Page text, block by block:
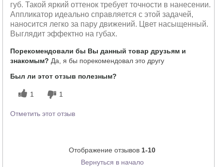
губ. Такой яркий оттенок требует точности в нанесении.
Аппликатор идеально справляется с этой задачей,
наносится легко за пару движений. Цвет насыщенный.
Выглядит эффектно на губах.
Порекомендовали бы Вы данный товар друзьям и
знакомым? Да, я бы порекомендовал это другу
Был ли этот отзыв полезным?
1 1
Отметить этот отзыв
Отображение отзывов 1-10
Вернуться в начало